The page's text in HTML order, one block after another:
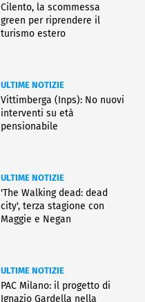
Cilento, la scommessa
green per riprendere il
turismo estero
ULTIME NOTIZIE
Vittimberga (Inps): No nuovi
interventi su età
pensionabile
ULTIME NOTIZIE
'The Walking dead: dead
city', terza stagione con
Maggie e Negan
ULTIME NOTIZIE
PAC Milano: il progetto di
Ignazio Gardella nella